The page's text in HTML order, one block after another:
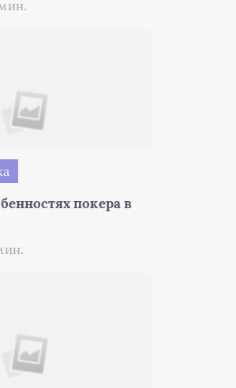
покера в